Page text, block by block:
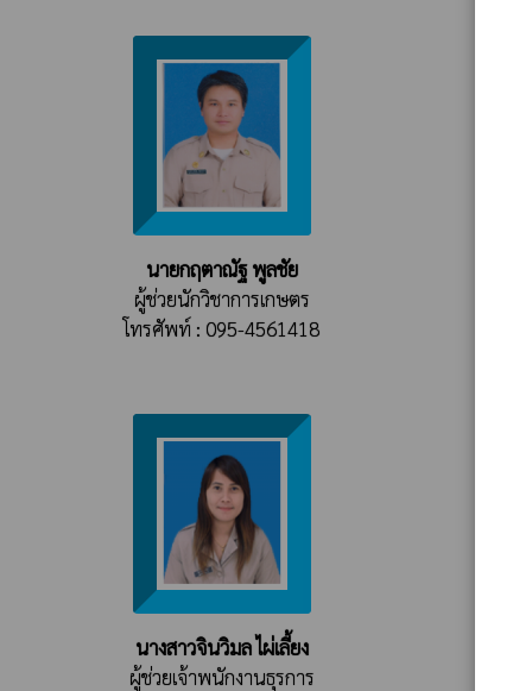
นายกฤตาณัฐ พูลชัย
ผู้ช่วยนักวิชาการเกษตร
โทรศัพท์ : 095-4561418
นางสาวจินวิมล ไผ่เลี้ยง
ผู้ช่วยเจ้าพนักงานธุรการ